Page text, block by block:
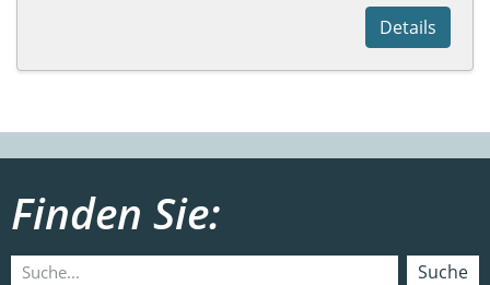
Details
Finden Sie:
Suche